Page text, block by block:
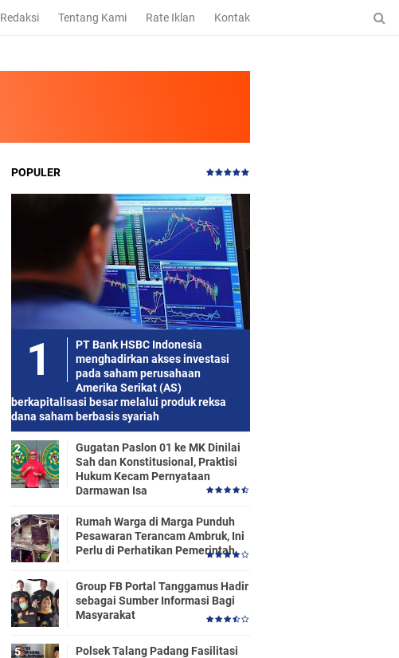
Redaksi Tentang Kami Rate Iklan Kontak
POPULER
PT Bank HSBC Indonesia
menghadirkan akses investasi
pada saham perusahaan
Amerika Serikat (AS)
berkapitalisasi besar melalui produk reksa
dana saham berbasis syariah
Gugatan Paslon 01 ke MK Dinilai
Sah dan Konstitusional, Praktisi
Hukum Kecam Pernyataan
Darmawan Isa
Rumah Warga di Marga Punduh
Pesawaran Terancam Ambruk, Ini
Perlu di Perhatikan Pemerintah
Group FB Portal Tanggamus Hadir
sebagai Sumber Informasi Bagi
Masyarakat
Polsek Talang Padang Fasilitasi